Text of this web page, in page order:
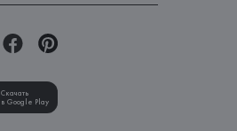
Скачать
в Google Play